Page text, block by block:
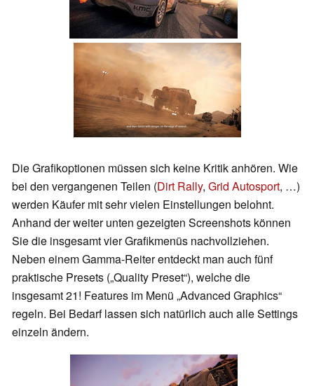
Die Grafikoptionen müssen sich keine Kritik anhören. Wie
bei den vergangenen Teilen (Dirt Rally, Grid Autosport, …)
werden Käufer mit sehr vielen Einstellungen belohnt.
Anhand der weiter unten gezeigten Screenshots können
Sie die insgesamt vier Grafikmenüs nachvollziehen.
Neben einem Gamma-Reiter entdeckt man auch fünf
praktische Presets („Quality Preset“), welche die
insgesamt 21! Features im Menü „Advanced Graphics“
regeln. Bei Bedarf lassen sich natürlich auch alle Settings
einzeln ändern.